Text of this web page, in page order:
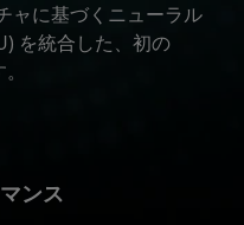
ャに基づくニューラル
を統合した、初の
ンス